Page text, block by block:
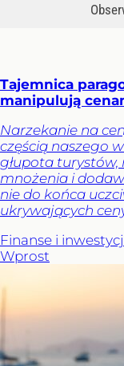
Tajemnica
manipulują
Narzekanie na
częścią naszego
głupota turystów,
mnożenia i
nie do końca
ukrywających
Finanse i
Wprost